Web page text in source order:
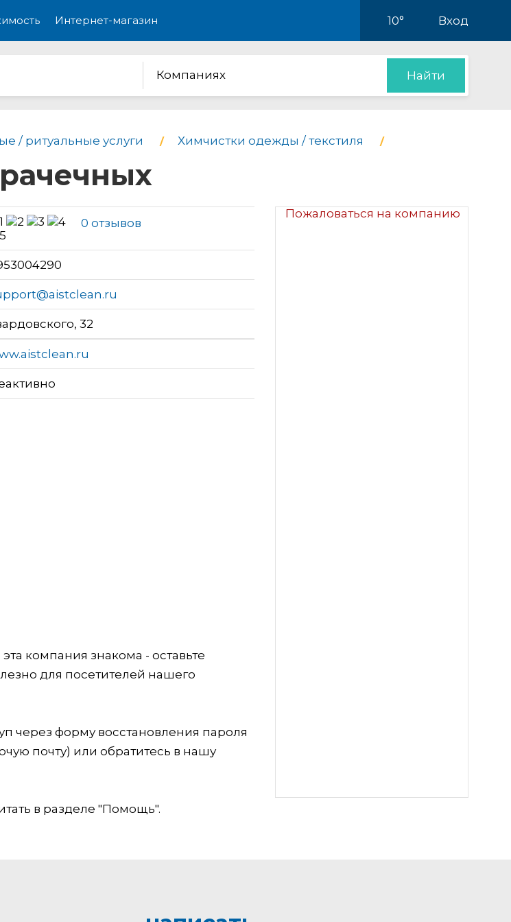
Интернет-магазин 10° Вход
Компаниях Найти
/ ритуальные услуги Химчистки одежды / текстиля
Пожаловаться на компанию
0 отзывов
32
компания знакома - оставьте
для посетителей нашего
через форму восстановления пароля
почту) или обратитесь в нашу
в разделе "Помощь".